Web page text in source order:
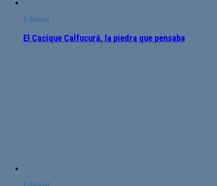
Editorial
El Cacique Calfucurá, la piedra que pensaba